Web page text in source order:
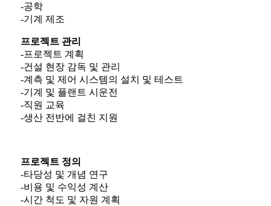
-공학
-기계 제조
프로젝트 관리
-프로젝트 계획
-건설 현장 감독 및 관리
-계측 및 제어 시스템의 설치 및 테스트
-기계 및 플랜트 시운전
-직원 교육
-생산 전반에 걸친 지원
프로젝트 정의
-타당성 및 개념 연구
-비용 및 수익성 계산
-시간 척도 및 자원 계획